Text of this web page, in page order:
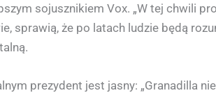
sojusznikiem Vox. „W tej chwili
sprawią, że po latach ludzie będą
prezydent jest jasny: „Granadilla